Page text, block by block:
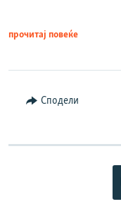
прочитај повеќе
Сподели